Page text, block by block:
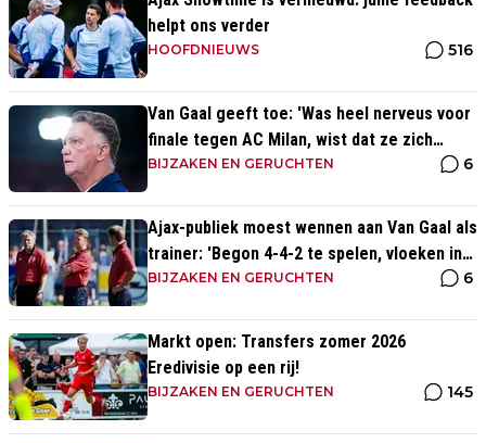
helpt ons verder
HOOFDNIEUWS 516
Van Gaal geeft toe: 'Was heel nerveus voor
finale tegen AC Milan, wist dat ze zich
zouden aanpassen'
BIJZAKEN EN GERUCHTEN 6
Ajax-publiek moest wennen aan Van Gaal als
trainer: 'Begon 4-4-2 te spelen, vloeken in
de kerk'
BIJZAKEN EN GERUCHTEN 6
Markt open: Transfers zomer 2026
Eredivisie op een rij!
BIJZAKEN EN GERUCHTEN 145